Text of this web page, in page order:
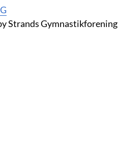
Strands Gymnastikforening